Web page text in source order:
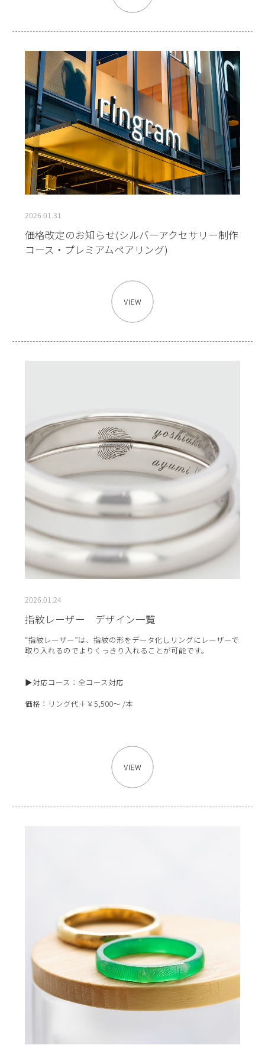
2026.01.31
価格改定のお知らせ(シルバーアクセサリー制作
コース・プレミアムペアリング)
2026.01.24
指紋レーザー デザイン一覧
“指紋レーザー”は、指紋の形をデータ化しリングにレーザーで
取り入れるのでよりくっきり入れることが可能です。
▶対応コース：全コース対応
価格：リング代＋￥5,500～ /本